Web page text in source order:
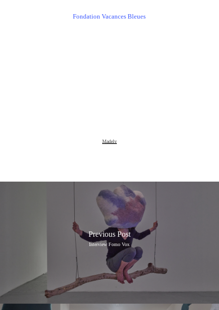
Fondation Vacances Bleues
Madely
Previous Post
Interview Fomo Vox